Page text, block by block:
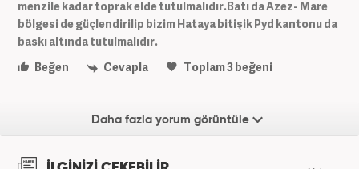
menzile kadar toprak elde tutulmalıdır.Batı da Azez- Mare
bölgesi de güçlendirilip bizim Hataya bitişik Pyd kantonu da
baskı altında tutulmalıdır.
Beğen
Cevapla Toplam3beğeni
Daha fazla yorum görüntüle